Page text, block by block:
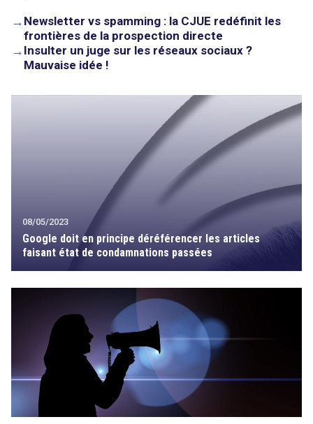
→ Newsletter vs spamming : la CJUE redéfinit les
frontières de la prospection directe
→ Insulter un juge sur les réseaux sociaux ?
Mauvaise idée !
08/05/2023
Google doit en principe déréférencer les articles
faisant état de condamnations passées